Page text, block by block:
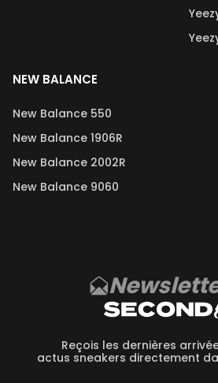
NEW BALANCE
New Balance 550
New Balance 1906R
New Balance 2002R
New Balance 9060
Reçois les dernières
actus sneakers directement